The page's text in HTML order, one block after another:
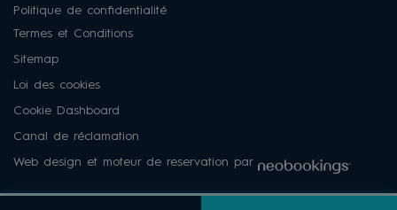
Politique de confidentialité
Termes et Conditions
Sitemap
Loi des cookies
Cookie Dashboard
Canal de réclamation
Web design et moteur de reservation par